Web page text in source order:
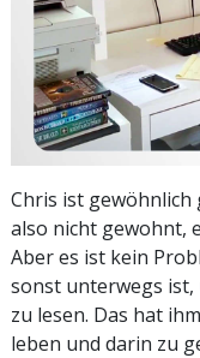
Chris ist gewöhnlich
also nicht gewohnt,
Aber es ist kein
sonst unterwegs ist,
zu lesen. Das hat
leben und darin zu